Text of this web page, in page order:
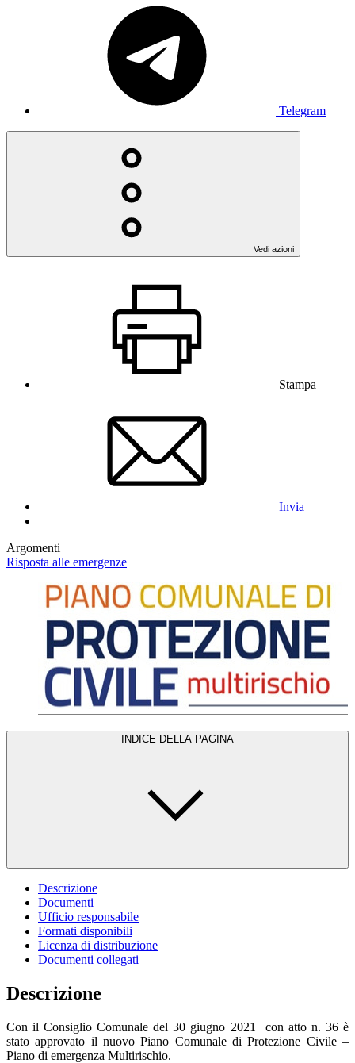
Telegram
Vedi azioni
Stampa
Invia
Argomenti
Risposta alle emergenze
INDICE DELLA PAGINA
Descrizione
Documenti
Ufficio responsabile
Formati disponibili
Licenza di distribuzione
Documenti collegati
Descrizione
Con il Consiglio Comunale del 30 giugno 2021 con atto n. 36 è
stato approvato il nuovo Piano Comunale di Protezione Civile –
Piano di emergenza Multirischio.